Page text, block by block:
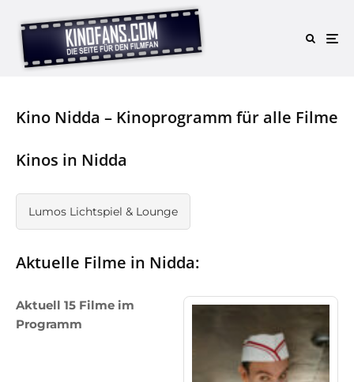
Kino Nidda – Kinoprogramm für alle Filme
Kinos in Nidda
Lumos Lichtspiel & Lounge
Aktuelle Filme in Nidda:
Aktuell 15 Filme im
Programm